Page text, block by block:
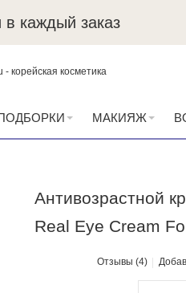
в каждый заказ
МАКИЯЖ
Антивозрастной
Real Eye Cream
Отзывы (4)